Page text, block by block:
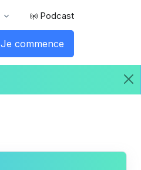
Podcast
Je commence